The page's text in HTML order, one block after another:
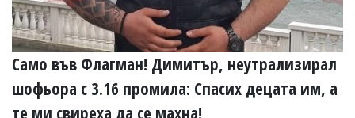
Само във Флагман! Димитър, неутрализирал
шофьора с 3.16 промила: Спасих децата им, а
те ми свиреха да се махна!